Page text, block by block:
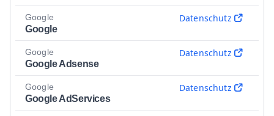
Google
Google
Datenschutz
Google
Google Adsense
Datenschutz
Google
Google AdServices
Datenschutz